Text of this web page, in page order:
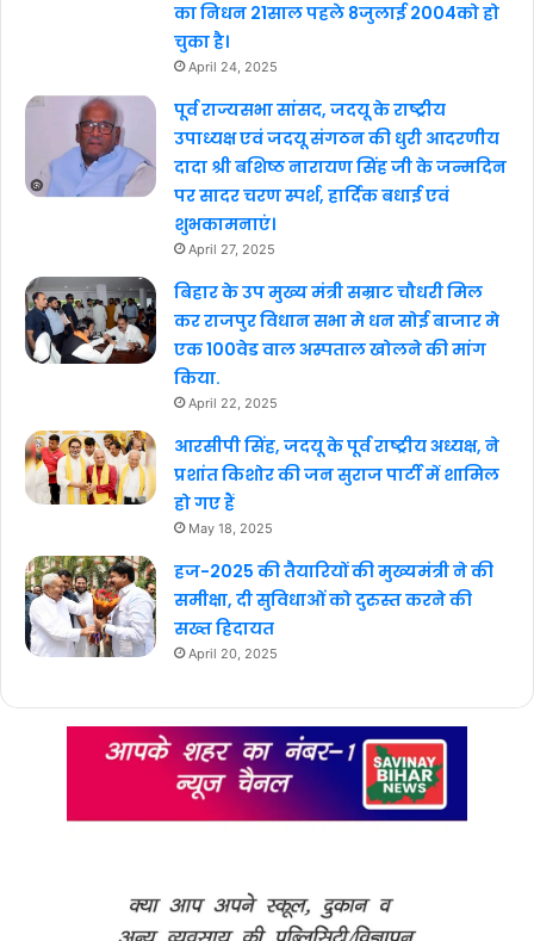
का निधन 21साल पहले 8जुलाई 2004को हो
चुका है।
April 24, 2025
पूर्व राज्यसभा सांसद, जदयू के राष्ट्रीय
उपाध्यक्ष एवं जदयू संगठन की धुरी आदरणीय
दादा श्री बशिष्ठ नारायण सिंह जी के जन्मदिन
पर सादर चरण स्पर्श, हार्दिक बधाई एवं
शुभकामनाएं।
April 27, 2025
बिहार के उप मुख्य मंत्री सम्राट चौधरी मिल
कर राजपुर विधान सभा मे धन सोई बाजार मे
एक 100वेड वाल अस्पताल खोलने की मांग
किया.
April 22, 2025
आरसीपी सिंह, जदयू के पूर्व राष्ट्रीय अध्यक्ष, ने
प्रशांत किशोर की जन सुराज पार्टी में शामिल
हो गए हैं
May 18, 2025
हज-2025 की तैयारियों की मुख्यमंत्री ने की
समीक्षा, दी सुविधाओं को दुरुस्त करने की
सख्त हिदायत
April 20, 2025